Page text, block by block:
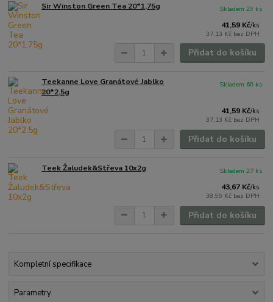
Sir Winston Green Tea 20*1,75g
41,59 Kč/ks
37,13 Kč bez DPH
Skladem 29 ks
Přidat do košíku
Teekanne Love Granátové Jablko
20*2,5g
41,59 Kč/ks
37,13 Kč bez DPH
Skladem 60 ks
Přidat do košíku
Teek Žaludek&Střeva 10x2g
43,67 Kč/ks
38,99 Kč bez DPH
Skladem 27 ks
Přidat do košíku
Kompletní specifikace
Parametry